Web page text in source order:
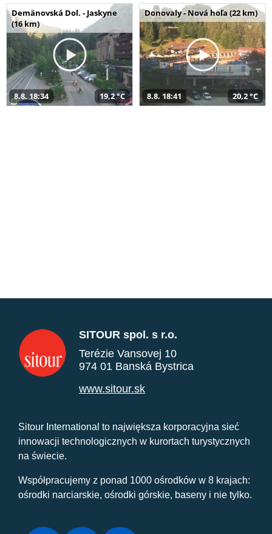
Demänovská Dol. - Jaskyne
(16 km)
8.8. 18:34 19,2 °C
Donovaly - Nová hoľa (22 km)
8.8. 18:41 20,2 °C
SITOUR spol. s r.o.
Terézie Vansovej 10
974 01 Banská Bystrica
www.sitour.sk
Sitour International to największa korporacyjna sieć
innowacji technologicznych w kurortach turystycznych
na świecie.
Współpracujemy z ponad 1000 ośrodków w 8 krajach:
ośrodki narciarskie, ośrodki górskie, baseny i nie tylko.